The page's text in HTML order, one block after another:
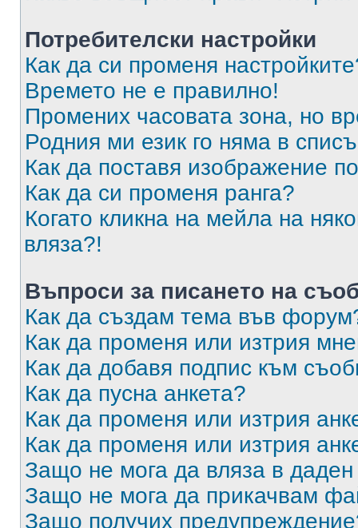
Потребителски настройки
Как да си променя
Времето не е правилно!
Промених часовата зона, но
Родния ми език го няма в
Как да поставя изображение
Как да си променя ранга?
Когато кликна на мейла на
вляза?!
Въпроси за писането на
Как да създам тема във
Как да променя или изтрия
Как да добавя подпис към
Как да пусна анкета?
Как да променя или изтрия
Как да променя или изтрия
Защо не мога да вляза в
Защо не мога да прикачвам
Защо получих